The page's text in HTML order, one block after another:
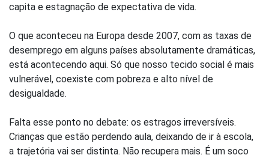
capita e estagnação de expectativa de vida.
O que aconteceu na Europa desde 2007, com as taxas de
desemprego em alguns países absolutamente dramáticas,
está acontecendo aqui. Só que nosso tecido social é mais
vulnerável, coexiste com pobreza e alto nível de
desigualdade.
Falta esse ponto no debate: os estragos irreversíveis.
Crianças que estão perdendo aula, deixando de ir à escola,
a trajetória vai ser distinta. Não recupera mais. É um soco